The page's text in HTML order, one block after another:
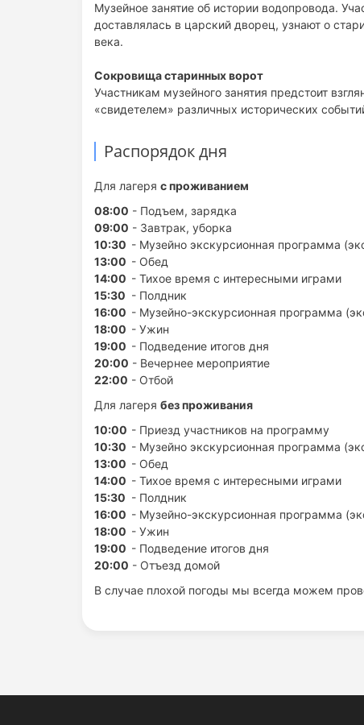
Музейное занятие об истории водопровода.
доставлялась в царский дворец, узнают о
века.
Сокровища старинных ворот
Участникам музейного занятия предстоит
«свидетелем» различных исторических
Распорядок дня
Для лагеря с проживанием
08:00 - Подъем, зарядка
09:00 - Завтрак, уборка
10:30 - Музейно экскурсионная программа
13:00 - Обед
14:00 - Тихое время с интересными играми
15:30 - Полдник
16:00 - Музейно-экскурсионная программа
18:00 - Ужин
19:00 - Подведение итогов дня
20:00 - Вечернее мероприятие
22:00 - Отбой
Для лагеря без проживания
10:00 - Приезд участников на программу
10:30 - Музейно экскурсионная программа
13:00 - Обед
14:00 - Тихое время с интересными играми
15:30 - Полдник
16:00 - Музейно-экскурсионная программа
18:00 - Ужин
19:00 - Подведение итогов дня
20:00 - Отъезд домой
В случае плохой погоды мы всегда можем